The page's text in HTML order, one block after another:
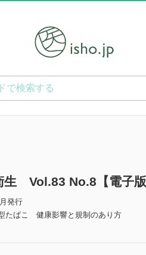
生 Vol.83 No.8【電子版
発行
たばこ 健康影響と規制のあり方